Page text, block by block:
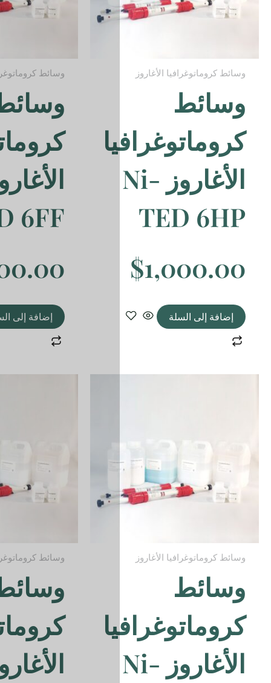
وسائط كروماتوغرافيا الأغاروز
وسائط
كروماتوغرافيا
الأغاروز Ni-
TED 6FF
1,000.00
إضافة إلى السلة
وسائط كروماتوغرافيا الأغاروز
وسائط
كروماتوغرافيا
الأغاروز Ni-